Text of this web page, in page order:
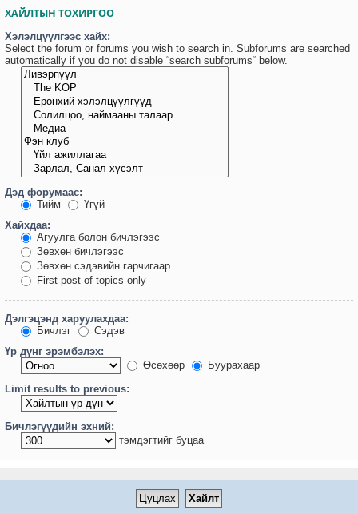
ХАЙЛТЫН ТОХИРГОО
Хэлэлцүүлгээс хайх:
Select the forum or forums you wish to search in. Subforums are searched
automatically if you do not disable “search subforums“ below.
Дэд форумаас:
Тийм
Үгүй
Хайхдаа:
Агуулга болон бичлэгээс
Зөвхөн бичлэгээс
Зөвхөн сэдэвийн гарчигаар
First post of topics only
Дэлгэцэнд харуулахдаа:
Бичлэг
Сэдэв
Үр дүнг эрэмбэлэх:
Өсөхөөр
Буурахаар
Limit results to previous:
Бичлэгүүдийн эхний:
тэмдэгтийг буцаа